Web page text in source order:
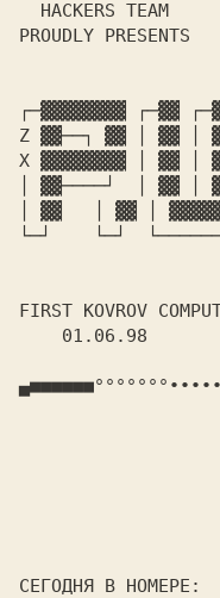
PROUDLY PRESENTS
┌─▓▓▓▓▓▓▓▓ ┌─▓▓
Z ▓▓──┐ ▓▓ │ ▓▓ │
X ▓▓▓▓▓▓▓▓ │ ▓▓
│ ▓▓────┘  │ ▓▓
│ ▓▓   │ ▓▓ │
└─┘    └─┘
FIRST KOVROV
СЕГОДНЯ В НОМЕРЕ: